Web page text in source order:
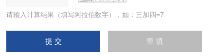
请输入计算结果（填写阿拉伯数字），如：三加四=7